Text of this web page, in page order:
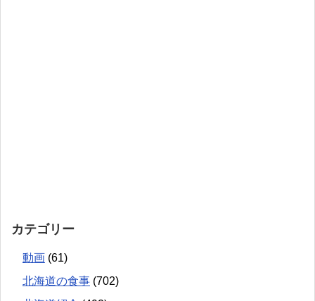
カテゴリー
動画 (61)
北海道の食事 (702)